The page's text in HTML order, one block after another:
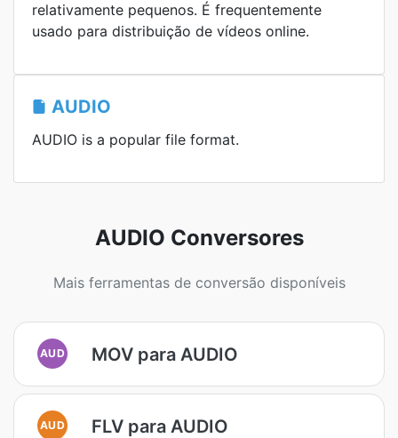
relativamente pequenos. É frequentemente
usado para distribuição de vídeos online.
AUDIO
AUDIO is a popular file format.
AUDIO Conversores
Mais ferramentas de conversão disponíveis
AUD MOV para AUDIO
AUD FLV para AUDIO